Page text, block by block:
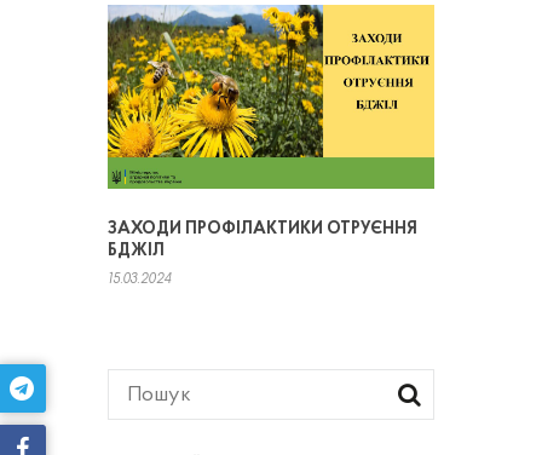
ЗАХОДИ ПРОФІЛАКТИКИ ОТРУЄННЯ
БДЖІЛ
15.03.2024